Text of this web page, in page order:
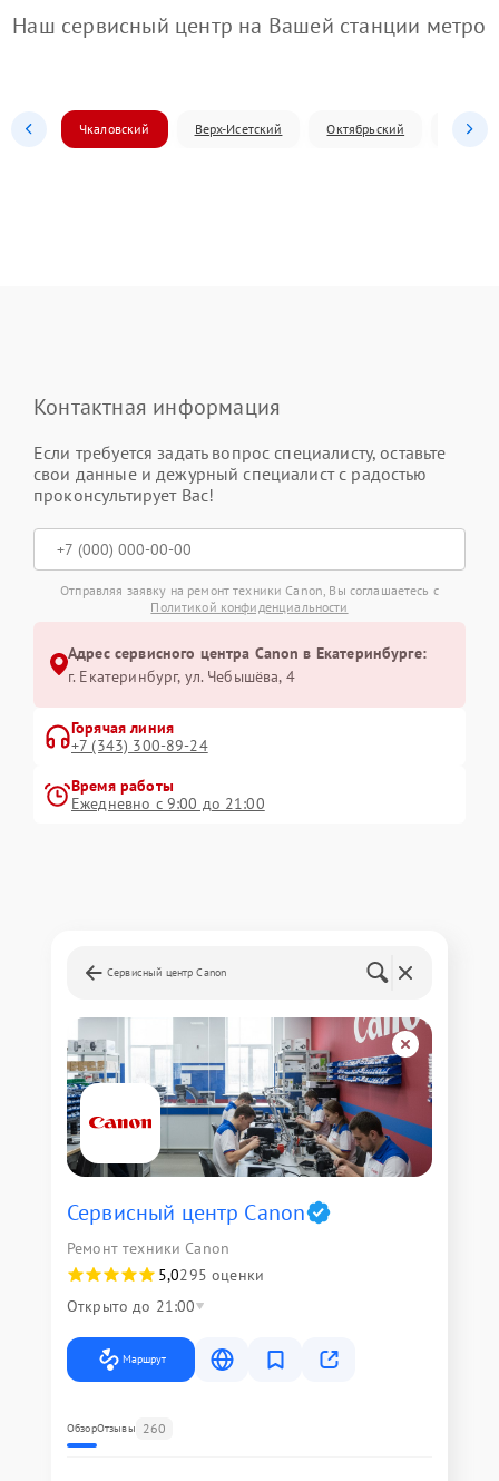
Наш сервисный центр на Вашей станции метро
Чкаловский Верх-Исетский Октябрьский
Контактная информация
Если требуется задать вопрос специалисту, оставьте
свои данные и дежурный специалист с радостью
проконсультирует Вас!
Отправляя заявку на ремонт техники Canon, Вы соглашаетесь с
Политикой конфиденциальности
Адрес сервисного центра Canon в Екатеринбурге:
г. Екатеринбург, ул. Чебышёва, 4
Горячая линия
+7 (343) 300-89-24
Время работы
Ежедневно с 9:00 до 21:00
Сервисный центр Canon
Сервисный центр Canon
Ремонт техники Canon
5,0295 оценки
Открыто до 21:00
Маршрут
ОбзорОтзывы 260